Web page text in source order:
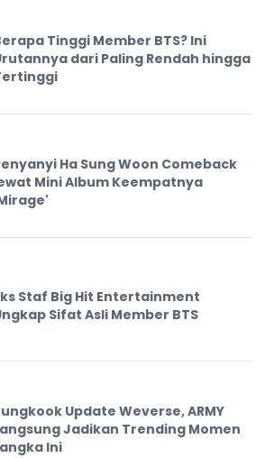
Tinggi Member BTS? Ini
dari Paling Rendah hingga
Ha Sung Woon Comeback
Mini Album Keempatnya
Staf Big Hit Entertainment
Sifat Asli Member BTS
Update Weverse, ARMY
Jadikan Trending Momen
Ini